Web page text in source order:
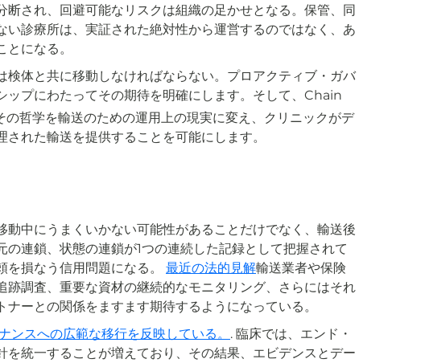
され、回避可能なリスクは組織の足かせとなる。保管、同
診療所は、実証された絶対性から運営するのではなく、あ
になる。
体と共に移動しなければならない。プロアクティブ・ガバ
ップにわたってその期待を明確にします。そして、Chain
哲学を輸送のための運用上の現実に変え、クリニックがデ
れた輸送を提供することを可能にします。
中にうまくいかない可能性があることだけでなく、輸送後
連鎖、状態の連鎖が1つの連続した記録として把握されて
損なう信用問題になる。 最近の法的見解輸送業者や保険
調査、重要な資材の継続的なモニタリング、さらにはそれ
ーとの関係をますます期待するようになっている。
ンスへの広範な移行を反映している。 . 臨床では、エンド・
統一することが増えており、その結果、エビデンスとデー